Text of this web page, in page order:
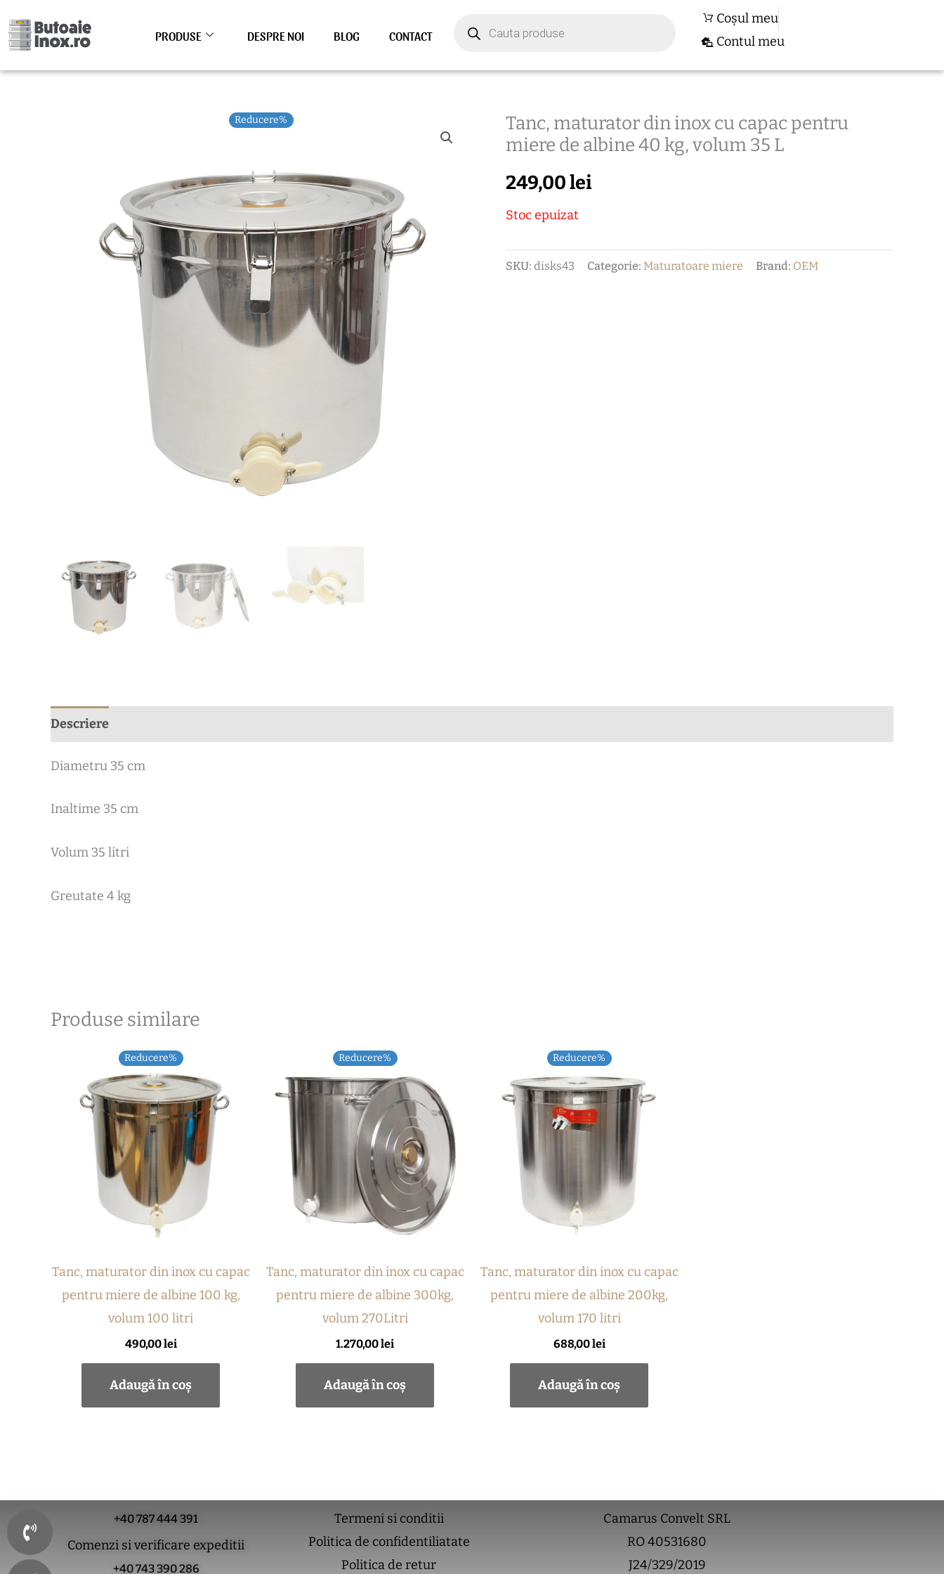
to
PRODUSE DESPRE NOI BLOG CONTACT
search
Coșul meu
Contul meu
Reducere%
Tanc, maturator din inox cu capac pentru
miere de albine 40 kg, volum 35 L
249,00lei
Stoc epuizat
SKU: disks43 Categorie: Maturatoare miere Brand: OEM
Descriere
Diametru 35 cm
Inaltime 35 cm
Volum 35 litri
Greutate 4 kg
Produse similare
Reducere%
Tanc, maturator din inox cu capac
pentru miere de albine 100 kg,
volum 100 litri
490,00lei
Adaugă în coș
Reducere%
Tanc, maturator din inox cu capac
pentru miere de albine 300kg,
volum 270Litri
1.270,00lei
Adaugă în coș
Reducere%
Tanc, maturator din inox cu capac
pentru miere de albine 200kg,
volum 170 litri
688,00lei
Adaugă în coș
+40 787 444 391
Comenzi si verificare expeditii
+40 743 390 286
Termeni si conditii
Politica de confidentiliatate
Politica de retur
Camarus Convelt SRL
RO 40531680
J24/329/2019